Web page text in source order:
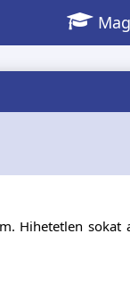
Hihetetlen